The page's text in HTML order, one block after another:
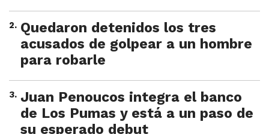
2. Quedaron detenidos los tres
acusados de golpear a un hombre
para robarle
3. Juan Penoucos integra el banco
de Los Pumas y está a un paso de
su esperado debut